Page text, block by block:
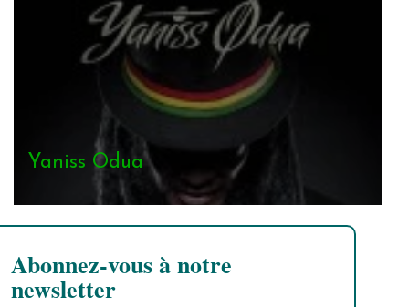
Yaniss Odua
Abonnez-vous à notre
newsletter